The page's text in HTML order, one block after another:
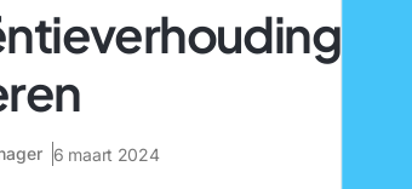
6 maart 2024